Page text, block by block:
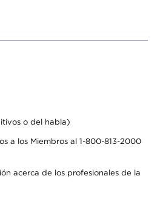
o del habla)
a los Miembros al 1-800-813-2000
acerca de los profesionales de la